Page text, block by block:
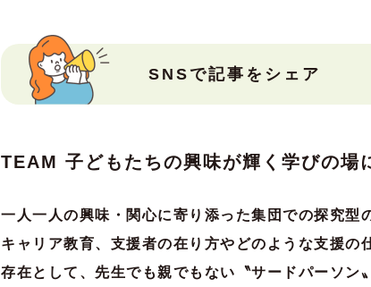
SNSで記事をシェア
TEAM 子どもたちの興味が輝く学びの場
一人一人の興味・関心に寄り添った集団での探究型
キャリア教育、支援者の在り方やどのような支援
存在として、先生でも親でもない〝サードパーソン